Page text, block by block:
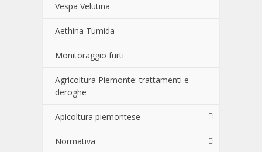
Vespa Velutina
Aethina Tumida
Monitoraggio furti
Agricoltura Piemonte: trattamenti e
deroghe
Apicoltura piemontese
Normativa